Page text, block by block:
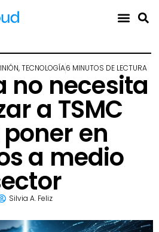
,TECNOLOGÍA6 MINUTOS DE LECTURA
no necesita
a TSMC
en
a medio
Silvia A. Feliz